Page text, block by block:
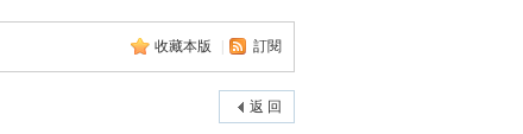
收藏本版 訂閱
返 回